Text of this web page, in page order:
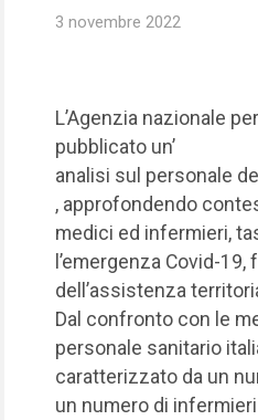
3 novembre 2022
L’Agenzia nazionale
pubblicato un’
analisi sul personale
, approfondendo
medici ed infermieri,
l’emergenza Covid-
dell’assistenza
Dal confronto con le
personale sanitario
caratterizzato da un
un numero di